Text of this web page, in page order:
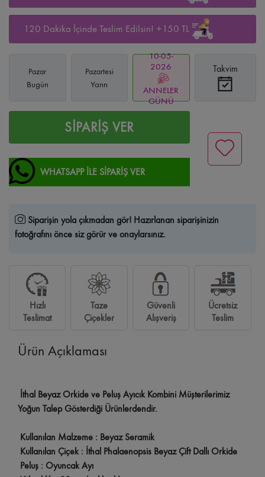
120 Dakika İçinde Teslim Edilsin! +150 TL
Pazar
Bugün
Pazartesi
Yarın
10-05-
2026
ANNELER
GÜNÜ
Takvim
SİPARİŞ VER
WHATSAPP İLE SİPARİŞ VER
Siparişin yola çıkmadan gör! Hazırlanan siparişinizin
fotoğrafını önce siz görür ve onaylarsınız.
Hızlı
Teslimat
Taze
Çiçekler
Güvenli
Alışveriş
Ücretsiz
Teslim
Ürün Açıklaması
İthal Beyaz Orkide ve Peluş Ayıcık Kombini Müşterilerimiz
Yoğun Talep Gösterdiği Ürünlerdendir.
Kullanılan Malzeme : Beyaz Seramik
Kullanılan Çiçek : İthal Phalaenopsis Beyaz Çift Dallı Orkide
Peluş : Oyuncak Ayı